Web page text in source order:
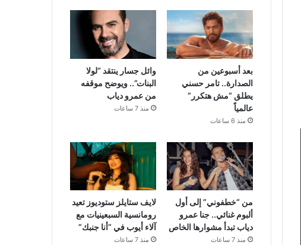
بعد أسبوعين من
الصدارة.. تامر حسني
يطلق “مش هتكرر”
عالمياً
منذ 6 ساعات
وائل جسار ينتقد “لولا
البنات”.. ويوضح موقفه
من عمرو دياب
منذ 7 ساعات
من “خطفوني” إلى أول
ألبوم غنائي.. جنا عمرو
دياب تبدأ مشوارها الخاص
منذ 7 ساعات
لايف ستايلز ستوديوز تعيد
رومانسية السبعينيات مع
آلاء أيوب في “أنا جنبك”
منذ 7 ساعات